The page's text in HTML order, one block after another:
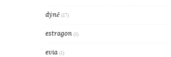
dýně (17)
estragon (1)
evia (1)